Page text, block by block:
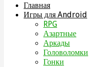
Главная
Игры для Android
RPG
Азартные
Аркады
Головоломки
Гонки